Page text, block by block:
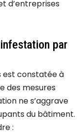
d’entreprises
par
est constatée à
des mesures
ne s’aggrave
du bâtiment.
: